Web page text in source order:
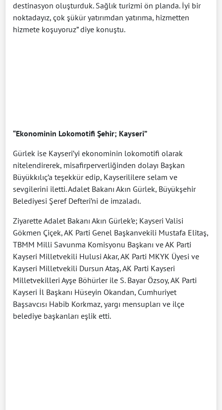
destinasyon oluşturduk. Sağlık turizmi ön planda. İyi bir
noktadayız, çok şükür yatırımdan yatırıma, hizmetten
hizmete koşuyoruz” diye konuştu.
“Ekonominin Lokomotifi Şehir; Kayseri”
Gürlek ise Kayseri’yi ekonominin lokomotifi olarak
nitelendirerek, misafirperverliğinden dolayı Başkan
Büyükkılıç’a teşekkür edip, Kayserililere selam ve
sevgilerini iletti. Adalet Bakanı Akın Gürlek, Büyükşehir
Belediyesi Şeref Defteri’ni de imzaladı.
Ziyarette Adalet Bakanı Akın Gürlek’e; Kayseri Valisi
Gökmen Çiçek, AK Parti Genel Başkanvekili Mustafa Elitaş,
TBMM Milli Savunma Komisyonu Başkanı ve AK Parti
Kayseri Milletvekili Hulusi Akar, AK Parti MKYK Üyesi ve
Kayseri Milletvekili Dursun Ataş, AK Parti Kayseri
Milletvekilleri Ayşe Böhürler ile S. Bayar Özsoy, AK Parti
Kayseri İl Başkanı Hüseyin Okandan, Cumhuriyet
Başsavcısı Habib Korkmaz, yargı mensupları ve ilçe
belediye başkanları eşlik etti.